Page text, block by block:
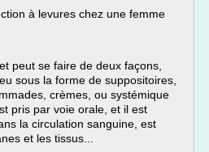
à levures chez une femme
peut se faire de deux façons,
sous la forme de suppositoires,
crèmes, ou systémique
pris par voie orale, et il est
la circulation sanguine, est
et les tissus...